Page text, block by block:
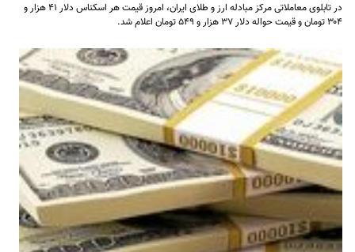
در تابلوی معاملاتی مرکز مبادله ارز و طلای ایران، امروز قیمت هر اسکناس دلار ۴۱ هزار و
۳۰۴ تومان و قیمت حواله دلار ۳۷ هزار و ۵۴۹ تومان اعلام شد.